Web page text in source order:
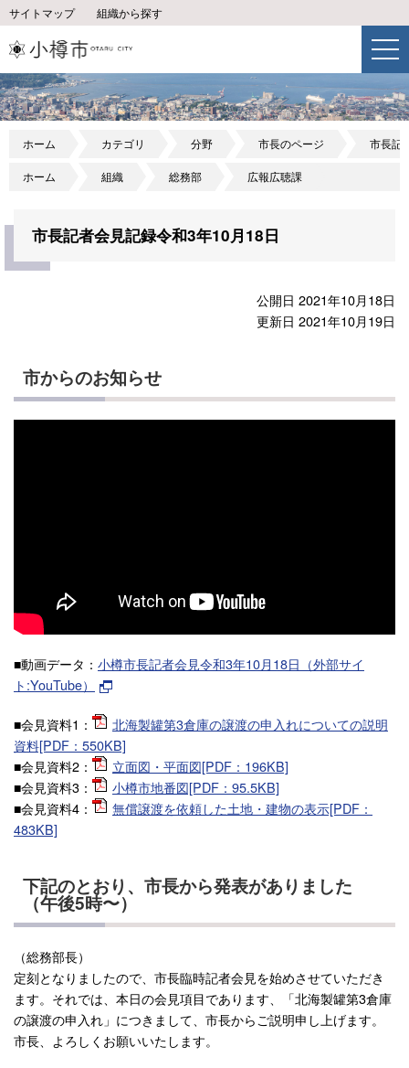
サイトマップ 組織から探す
ホーム カテゴリ 分野 市長のページ 市長記
ホーム 組織 総務部 広報広聴課
市長記者会見記録令和3年10月18日
公開日 2021年10月18日
更新日 2021年10月19日
市からのお知らせ
■動画データ： 小樽市長記者会見令和3年10月18日（外部サイ
ト:YouTube）
■会見資料1：
北海製罐第3倉庫の譲渡の申入れについての説明
資料[PDF：550KB]
■会見資料2：
立面図・平面図[PDF：196KB]
■会見資料3：
小樽市地番図[PDF：95.5KB]
■会見資料4：
無償譲渡を依頼した土地・建物の表示[PDF：
483KB]
下記のとおり、市長から発表がありました
（午後5時〜）
（総務部長）
定刻となりましたので、市長臨時記者会見を始めさせていただき
ます。それでは、本日の会見項目であります、「北海製罐第3倉庫
の譲渡の申入れ」につきまして、市長からご説明申し上げます。
市長、よろしくお願いいたします。